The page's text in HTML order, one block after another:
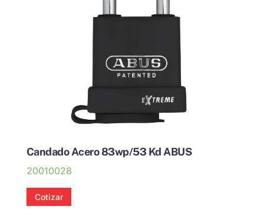
Candado Acero 83wp/53 Kd ABUS
20010028
Cotizar